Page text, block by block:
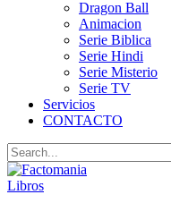
Dragon Ball
Animacion
Serie Biblica
Serie Hindi
Serie Misterio
Serie TV
Servicios
CONTACTO
Libros